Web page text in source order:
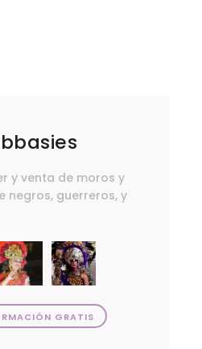
y venta de moros y
negros, guerreros, y
GRATIS